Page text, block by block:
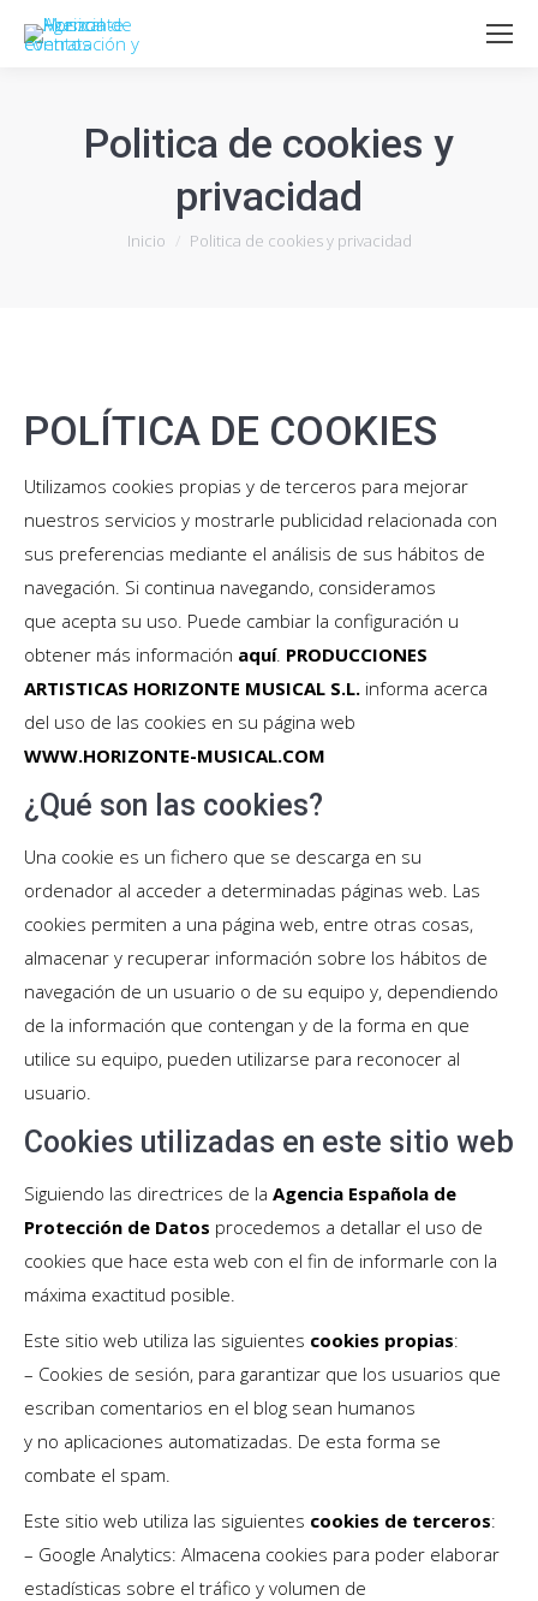
Politica de cookies y
privacidad
Estás aquí:
Inicio Politica de cookies y privacidad
POLÍTICA DE COOKIES
Utilizamos cookies propias y de terceros para mejorar
nuestros servicios y mostrarle publicidad relacionada con
sus preferencias mediante el análisis de sus hábitos de
navegación. Si continua navegando, consideramos
que acepta su uso. Puede cambiar la configuración u
obtener más información aquí. PRODUCCIONES
ARTISTICAS HORIZONTE MUSICAL S.L. informa acerca
del uso de las cookies en su página web
WWW.HORIZONTE-MUSICAL.COM
¿Qué son las cookies?
Una cookie es un fichero que se descarga en su
ordenador al acceder a determinadas páginas web. Las
cookies permiten a una página web, entre otras cosas,
almacenar y recuperar información sobre los hábitos de
navegación de un usuario o de su equipo y, dependiendo
de la información que contengan y de la forma en que
utilice su equipo, pueden utilizarse para reconocer al
usuario.
Cookies utilizadas en este sitio web
Siguiendo las directrices de la Agencia Española de
Protección de Datos procedemos a detallar el uso de
cookies que hace esta web con el fin de informarle con la
máxima exactitud posible.
Este sitio web utiliza las siguientes cookies propias:
– Cookies de sesión, para garantizar que los usuarios que
escriban comentarios en el blog sean humanos
y no aplicaciones automatizadas. De esta forma se
combate el spam.
Este sitio web utiliza las siguientes cookies de terceros:
– Google Analytics: Almacena cookies para poder elaborar
estadísticas sobre el tráfico y volumen de